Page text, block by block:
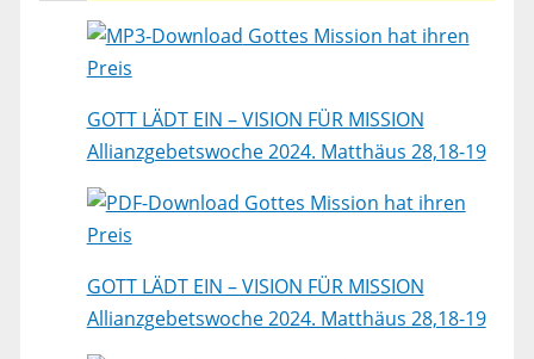
Gottes Mission hat ihren
Preis
GOTT LÄDT EIN – VISION FÜR MISSION
Allianzgebetswoche 2024. Matthäus 28,18-19
Gottes Mission hat ihren
Preis
GOTT LÄDT EIN – VISION FÜR MISSION
Allianzgebetswoche 2024. Matthäus 28,18-19